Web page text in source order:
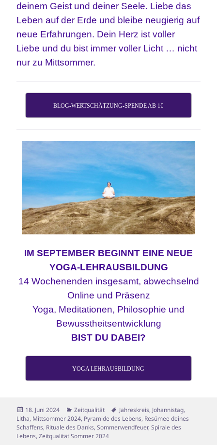
deinem Geist und deiner Seele. Liebe das
Leben auf der Erde und bleibe neugierig auf
neue Erfahrungen. Dein Herz ist voller
Liebe und du bist immer voller Licht … nicht
nur zu Mittsommer.
BLOG-WERTSCHÄTZUNG-SPENDE AB 1€
IM SEPTEMBER BEGINNT EINE NEUE
YOGA-LEHRAUSBILDUNG
14 Wochenenden insgesamt, abwechselnd
Online und Präsenz
Yoga, Meditationen, Philosophie und
Bewusstheitsentwicklung
BIST DU DABEI?
YOGA LEHRAUSBILDUNG
Veröffentlicht
am
18. Juni 2024 Kategorien
Zeitqualität Schlagwörter
Jahreskreis, Johannistag,
Litha, Mittsommer 2024, Pyramide des Lebens, Resümee deines
Schaffens, Rituale des Danks,Sommerwendfeuer,Spirale des
Lebens,Zeitqualität Sommer 2024